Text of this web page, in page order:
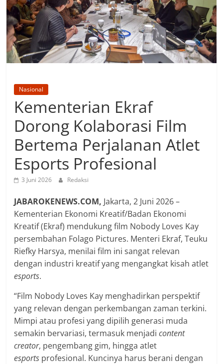
Nasional
Kementerian Ekraf
Dorong Kolaborasi Film
Bertema Perjalanan Atlet
Esports Profesional
3 Juni 2026 Redaksi
JABAROKENEWS.COM, Jakarta, 2 Juni 2026 –
Kementerian Ekonomi Kreatif/Badan Ekonomi
Kreatif (Ekraf) mendukung film Nobody Loves Kay
persembahan Folago Pictures. Menteri Ekraf, Teuku
Riefky Harsya, menilai film ini sangat relevan
dengan industri kreatif yang mengangkat kisah atlet
esports.
“Film Nobody Loves Kay menghadirkan perspektif
yang relevan dengan perkembangan zaman terkini.
Mimpi atau profesi yang dipilih generasi muda
semakin bervariasi, termasuk menjadicontent
creator, pengembang gim, hingga atlet
esports profesional. Kuncinya harus berani dengan